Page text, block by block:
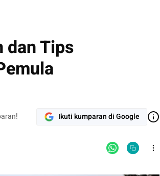
dan Tips
Ikuti kumparan di Google